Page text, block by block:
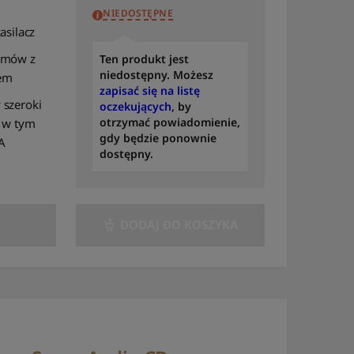
to A
do Z
Sortuj po modelu: od Z
do A
Sortuj według
dostępności
z
w tym
NIEDOSTĘPNE
Ten produkt jest
niedostępny. Możesz
zapisać się na listę
oczekujących, by
otrzymać powiadomienie,
gdy będzie ponownie
dostępny.